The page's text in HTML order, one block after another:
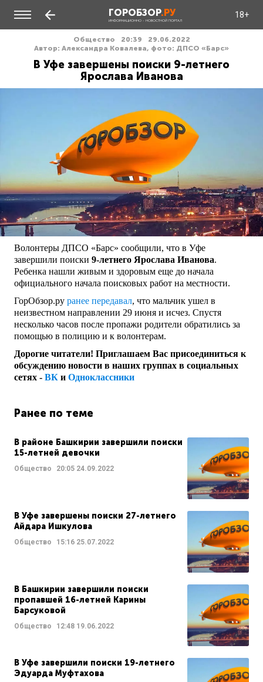
ГОРОБЗОР.РУ
ИНФОРМАЦИОННО - НОВОСТНОЙ ПОРТАЛ
18+
Общество 20:39
29.06.2022
Автор: Александра Ковалева, фото: ДПСО «Барс»
В Уфе завершены поиски 9-летнего
Ярослава Иванова
Волонтеры ДПСО «Барс» сообщили, что в Уфе
завершили поиски 9-летнего Ярослава Иванова.
Ребенка нашли живым и здоровым еще до начала
официального начала поисковых работ на местности.
ГорОбзор.ру ранее передавал, что мальчик ушел в
неизвестном направлении 29 июня и исчез. Спустя
несколько часов после пропажи родители обратились за
помощью в полицию и к волонтерам.
Дорогие читатели! Приглашаем Вас присоединиться к
обсуждению новости в наших группах в социальных
сетях - ВК и Одноклассники
Ранее по теме
В районе Башкирии завершили поиски
15-летней девочки
Общество 20:05 24.09.2022
В Уфе завершены поиски 27-летнего
Айдара Ишкулова
Общество 15:16 25.07.2022
В Башкирии завершили поиски
пропавшей 16-летней Карины
Барсуковой
Общество 12:48 19.06.2022
В Уфе завершили поиски 19-летнего
Эдуарда Муфтахова